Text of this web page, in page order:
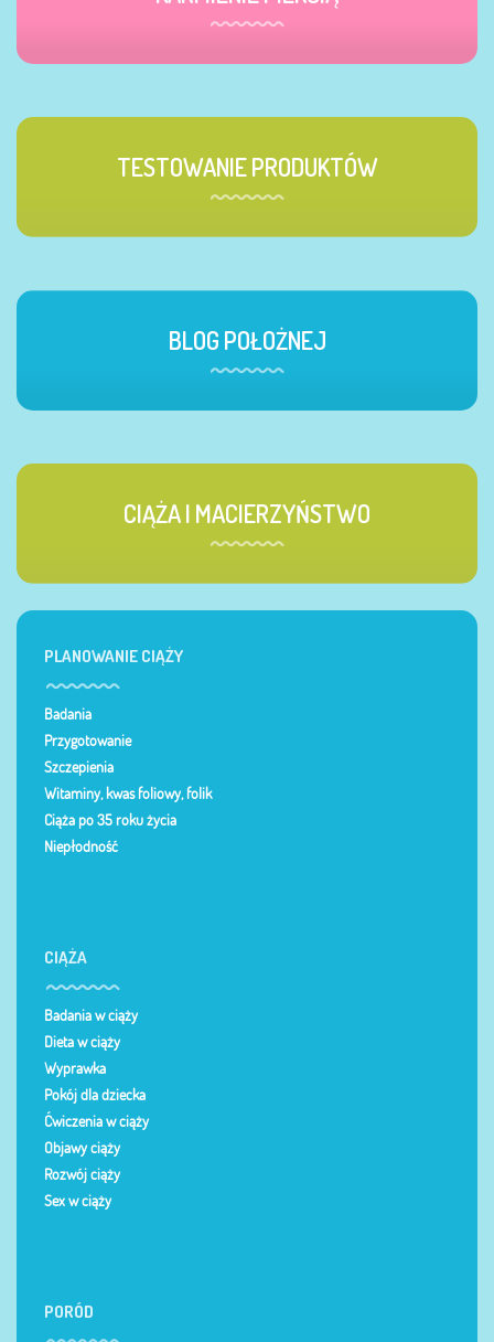
TESTOWANIE PRODUKTÓW
BLOG POŁOŻNEJ
CIĄŻA I MACIERZYŃSTWO
PLANOWANIE CIĄŻY
Badania
Przygotowanie
Szczepienia
Witaminy, kwas foliowy, folik
Ciąża po 35 roku życia
Niepłodność
CIĄŻA
Badania w ciąży
Dieta w ciąży
Wyprawka
Pokój dla dziecka
Ćwiczenia w ciąży
Objawy ciąży
Rozwój ciąży
Sex w ciąży
PORÓD